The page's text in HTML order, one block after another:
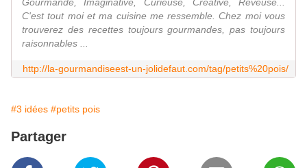
C'est tout moi et ma cuisine me ressemble. Chez moi vous
trouverez des recettes toujours gourmandes, pas toujours
raisonnables ...
http://la-gourmandiseest-un-jolidefaut.com/tag/petits%20pois/
#3 idées #petits pois
Partager